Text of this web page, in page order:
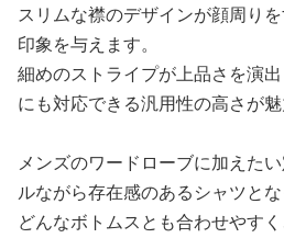
スリムな襟のデザインが顔周り
印象を与えます。
細めのストライプが上品さを演
にも対応できる汎用性の高さが魅
メンズのワードローブに加えた
ルながら存在感のあるシャツとな
どんなボトムスとも合わせやす